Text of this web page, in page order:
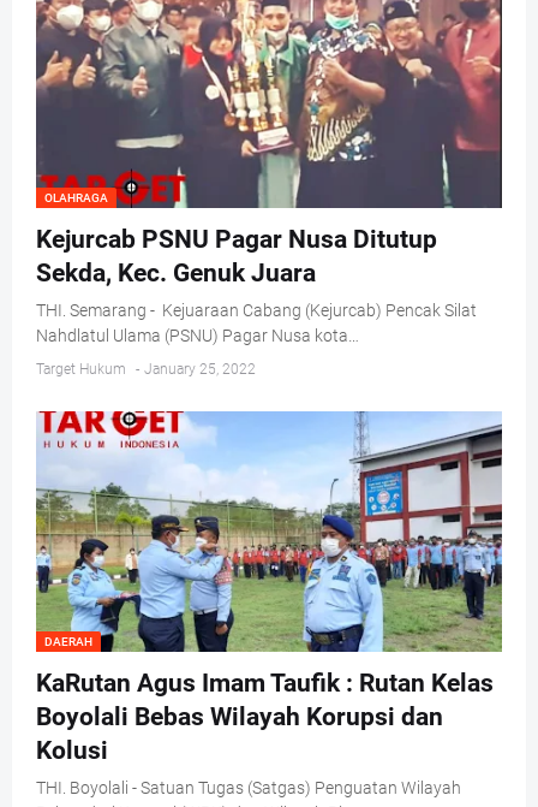
OLAHRAGA
Kejurcab PSNU Pagar Nusa Ditutup
Sekda, Kec. Genuk Juara
THI. Semarang - Kejuaraan Cabang (Kejurcab) Pencak Silat
Nahdlatul Ulama (PSNU) Pagar Nusa kota…
Target Hukum - January 25, 2022
DAERAH
KaRutan Agus Imam Taufik : Rutan Kelas
Boyolali Bebas Wilayah Korupsi dan
Kolusi
THI. Boyolali - Satuan Tugas (Satgas) Penguatan Wilayah